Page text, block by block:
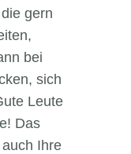
gern
bei
sich
Leute
Das
Ihre